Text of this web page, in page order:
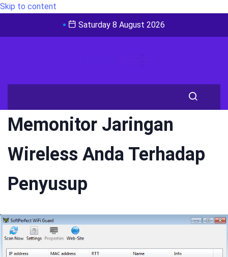
Skip to content
Saturday 8 August 2026
Memonitor Jaringan
Wireless Anda Terhadap
Penyusup